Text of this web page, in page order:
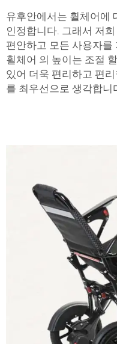
유후안에서는 휠체어에
인정합니다. 그래서 저
편안하고 모든 사용자를
휠체어 의 높이는 조절
있어 더욱 편리하고 편
를 최우선으로 생각합니